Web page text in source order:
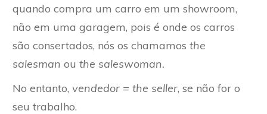
quando compra um carro em um showroom,
não em uma garagem, pois é onde os carros
são consertados, nós os chamamos the
salesman ou the saleswoman.
No entanto, vendedor = the seller, se não for o
seu trabalho.